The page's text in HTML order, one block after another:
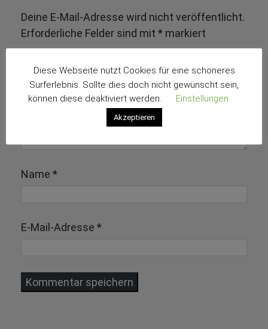
Deine E-Mail-Adresse wird nicht veröffentlicht.
Erforderliche Felder sind mit * markiert
Name *
E-Mail-Adresse *
Diese Webseite nutzt Cookies für eine schöneres
Surferlebnis. Sollte dies doch nicht gewünscht sein,
können diese deaktiviert werden.
Einstellungen
Akzeptieren